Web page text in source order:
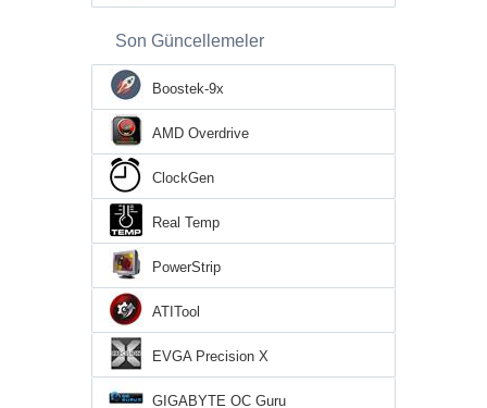
Son Güncellemeler
Boostek-9x
AMD Overdrive
ClockGen
Real Temp
PowerStrip
ATITool
EVGA Precision X
GIGABYTE OC Guru